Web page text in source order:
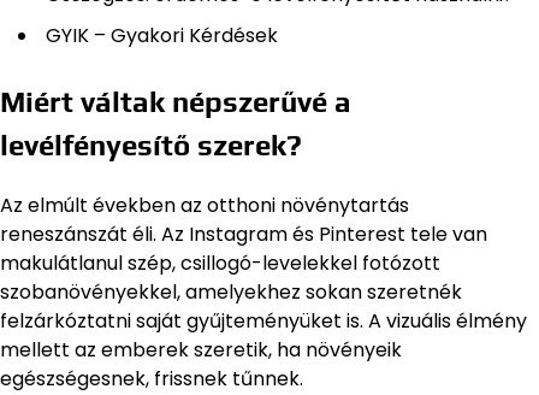
GYIK – Gyakori Kérdések
Miért váltak népszerűvé a
levélfényesítő szerek?
Az elmúlt években az otthoni növénytartás
reneszánszát éli. Az Instagram és Pinterest tele van
makulátlanul szép, csillogó-levelekkel fotózott
szobanövényekkel, amelyekhez sokan szeretnék
felzárkóztatni saját gyűjteményüket is. A vizuális élmény
mellett az emberek szeretik, ha növényeik
egészségesnek, frissnek tűnnek.